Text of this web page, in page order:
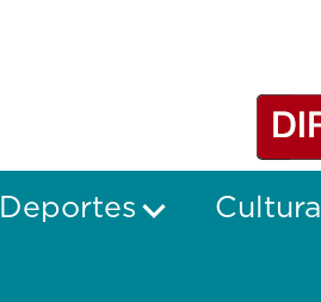
Deportes Cultura